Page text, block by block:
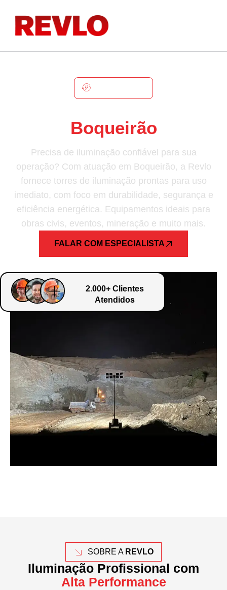
Boqueirão
Precisa de iluminação confiável para sua
operação? Com atuação em Boqueirão, a Revlo
fornece torres de iluminação prontas para uso
imediato, com foco em durabilidade, segurança e
eficiência energética. Equipamentos ideais para
obras civis, eventos, mineração e muito mais.
FALAR COM ESPECIALISTA
2.000+ Clientes
Atendidos
SOBRE A REVLO
Iluminação Profissional com
Alta Performance